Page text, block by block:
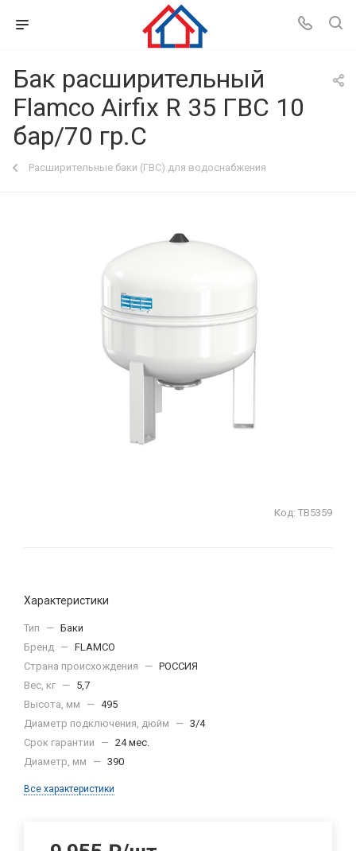
Бак расширительный
Flamco Airfix R 35 ГВС 10
бар/70 гр.С
Расширительные баки (ГВС) для водоснабжения
Код: ТВ5359
Характеристики
Тип — Баки
Бренд — FLAMCO
Страна происхождения
— РОССИЯ
Вес, кг — 5,7
Высота, мм
— 495
Диаметр подключения, дюйм
— 3/4
Срок гарантии
— 24 мес.
Диаметр, мм
— 390
Все характеристики